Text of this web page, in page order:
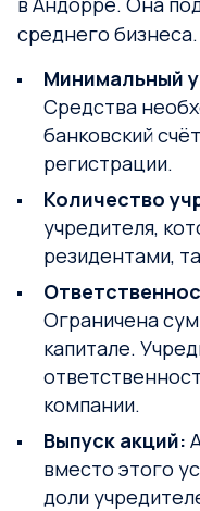
среднего бизнеса.
Минимальный
Средства
банковский
регистрации.
Количество
учредителя,
резидентами,
Ограничена
капитале.
компании.
Выпуск акций:
вместо этого
доли